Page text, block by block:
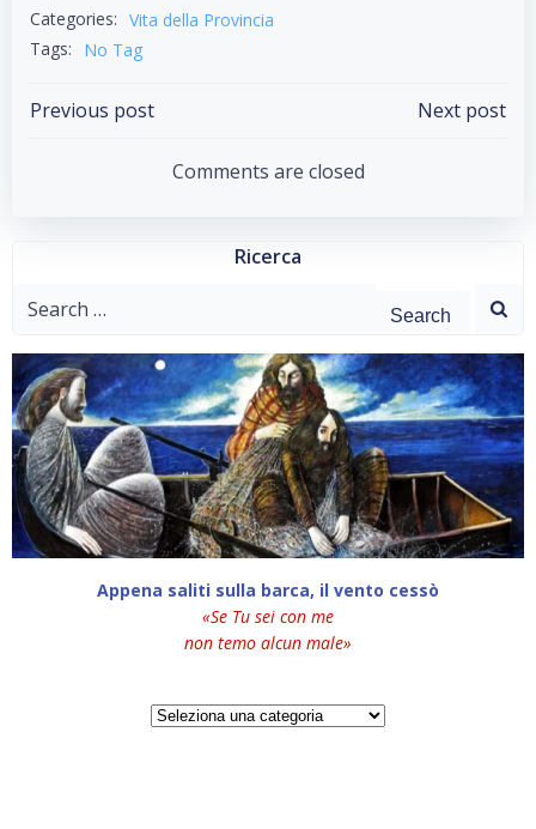
Categories: Vita della Provincia
Tags:
No Tag
Post
navigation
Previous post
navigation
Next post
Comments are closed
Ricerca
Search
Appena saliti sulla barca, il vento cessò
«Se Tu sei con me
non temo alcun male»
Categorie